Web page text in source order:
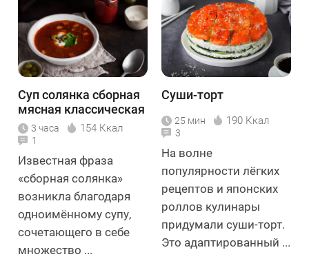
Суп солянка сборная
мясная классическая
3 часа 154 Ккал
1
Известная фраза
«сборная солянка»
возникла благодаря
одноимённому супу,
сочетающего в себе
множество ...
Суши-торт
25 мин 190 Ккал
3
На волне
популярности лёгких
рецептов и японских
роллов кулинары
придумали суши-торт.
Это адаптированный ...